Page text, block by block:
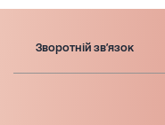
Зворотній зв'язок